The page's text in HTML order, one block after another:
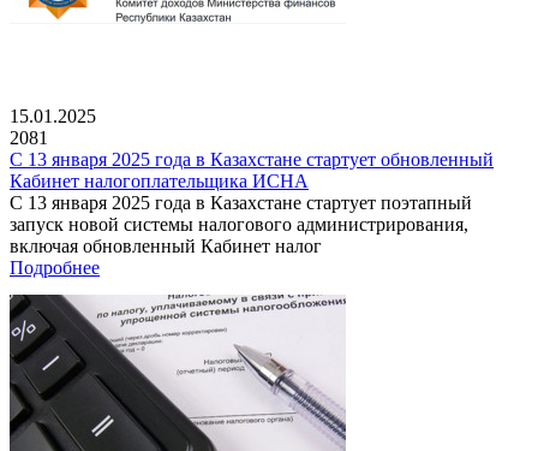
15.01.2025
2081
С 13 января 2025 года в Казахстане стартует обновленный
Кабинет налогоплательщика ИСНА
С 13 января 2025 года в Казахстане стартует поэтапный
запуск новой системы налогового администрирования,
включая обновленный Кабинет налог
Подробнее